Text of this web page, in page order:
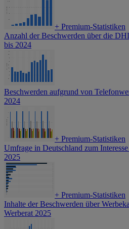
+ Premium-Statistiken
Anzahl der Beschwerden über die
bis 2024
Beschwerden aufgrund von
2024
+ Premium-Statistiken
Umfrage in Deutschland zum
2025
+ Premium-Statistiken
Inhalte der Beschwerden über
Werberat 2025